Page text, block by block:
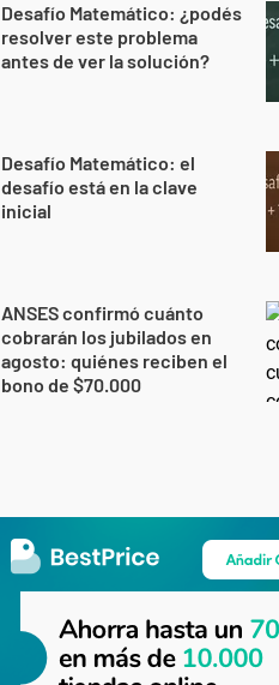
Desafío Matemático: ¿podés
resolver este problema
antes de ver la solución?
Desafío Matemático: el
desafío está en la clave
inicial
ANSES confirmó cuánto
cobrarán los jubilados en
agosto: quiénes reciben el
bono de $70.000